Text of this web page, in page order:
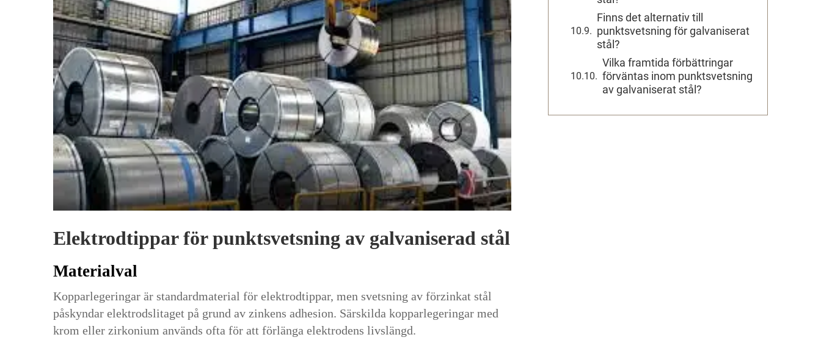
Elektrodtippar för punktsvetsning av galvaniserad stål
Materialval
Kopparlegeringar är standardmaterial för elektrodtippar, men svetsning av förzinkat stål
påskyndar elektrodslitaget på grund av zinkens adhesion. Särskilda kopparlegeringar med
krom eller zirkonium används ofta för att förlänga elektrodens livslängd.
Finns det alternativ till
punktsvetsning för galvaniserat
stål?
Vilka framtida förbättringar
förväntas inom punktsvetsning
av galvaniserat stål?